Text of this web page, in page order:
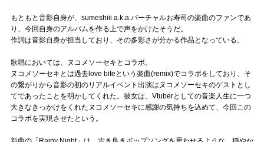
もともと音影自身が、sumeshiii a.k.a.バーチャルお寿司の楽曲のファンであ
り、今回自身のアルバムを作る上で声をかけたそうだ。
作詞は音影自身が担当しており、その多彩さが分かる作品となっている。
歌唱においては、ヌコメソーセキとコラボ。
ヌコメソーセキとは過去love biteという楽曲(remix)でコラボをしており、そ
の繋がりから音影の初のリアルイベント出演はヌコメソーセキのゲストとし
てであったことを明かしてくれた。彼女は、Vtuberとしての音楽人生に一つ
大きなきっかけをくれたヌコメソーセキに感謝の気持ちを込めて、今回この
コラボを実現させたという。